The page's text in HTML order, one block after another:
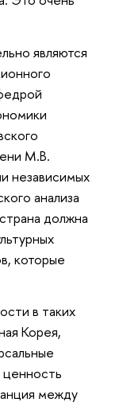
являются
М.В.
независимых
анализа
должна
которые
в таких
Корея,
ценность
между